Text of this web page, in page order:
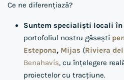
Ce ne diferențiază?
Suntem specialiști locali în
portofoliul nostru găsești
Estepona, Mijas (Riviera
Benahavís, cu înțelegere
proiectelor cu tracțiune.